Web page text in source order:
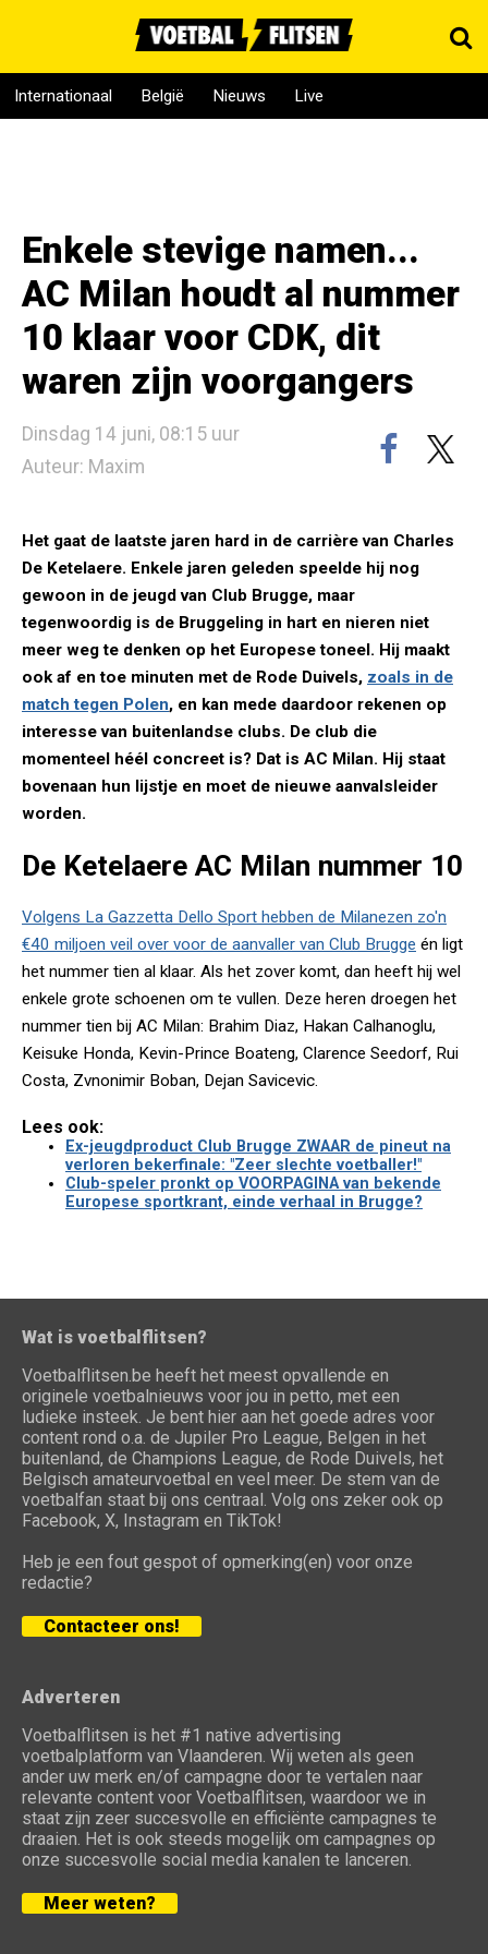
Internationaal België Nieuws Live
Enkele stevige namen...
AC Milan houdt al nummer
10 klaar voor CDK, dit
waren zijn voorgangers
Dinsdag 14 juni, 08:15 uur
Auteur: Maxim
Het gaat de laatste jaren hard in de carrière van Charles
De Ketelaere. Enkele jaren geleden speelde hij nog
gewoon in de jeugd van Club Brugge, maar
tegenwoordig is de Bruggeling in hart en nieren niet
meer weg te denken op het Europese toneel. Hij maakt
ook af en toe minuten met de Rode Duivels, zoals in de
match tegen Polen, en kan mede daardoor rekenen op
interesse van buitenlandse clubs. De club die
momenteel héél concreet is? Dat is AC Milan. Hij staat
bovenaan hun lijstje en moet de nieuwe aanvalsleider
worden.
De Ketelaere AC Milan nummer 10
Volgens La Gazzetta Dello Sport hebben de Milanezen zo'n
€40 miljoen veil over voor de aanvaller van Club Brugge én ligt
het nummer tien al klaar. Als het zover komt, dan heeft hij wel
enkele grote schoenen om te vullen. Deze heren droegen het
nummer tien bij AC Milan: Brahim Diaz, Hakan Calhanoglu,
Keisuke Honda, Kevin-Prince Boateng, Clarence Seedorf, Rui
Costa, Zvnonimir Boban, Dejan Savicevic.
Lees ook:
Ex-jeugdproduct Club Brugge ZWAAR de pineut na
verloren bekerfinale: "Zeer slechte voetballer!"
Club-speler pronkt op VOORPAGINA van bekende
Europese sportkrant, einde verhaal in Brugge?
Wat is voetbalflitsen?
Voetbalflitsen.be heeft het meest opvallende en
originele voetbalnieuws voor jou in petto, met een
ludieke insteek. Je bent hier aan het goede adres voor
content rond o.a. de Jupiler Pro League, Belgen in het
buitenland, de Champions League, de Rode Duivels, het
Belgisch amateurvoetbal en veel meer. De stem van de
voetbalfan staat bij ons centraal. Volg ons zeker ook op
Facebook, X, Instagram en TikTok!
Heb je een fout gespot of opmerking(en) voor onze
redactie?
Contacteer ons!
Adverteren
Voetbalflitsen is het #1 native advertising
voetbalplatform van Vlaanderen. Wij weten als geen
ander uw merk en/of campagne door te vertalen naar
relevante content voor Voetbalflitsen, waardoor we in
staat zijn zeer succesvolle en efficiënte campagnes te
draaien. Het is ook steeds mogelijk om campagnes op
onze succesvolle social media kanalen te lanceren.
Meer weten?